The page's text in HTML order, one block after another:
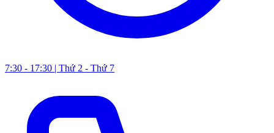
7:30 - 17:30 | Thứ 2 - Thứ 7